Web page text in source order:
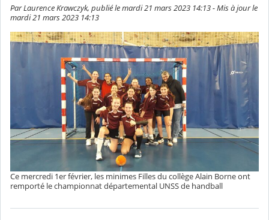
Par Laurence Krawczyk, publié le mardi 21 mars 2023 14:13 - Mis à jour le
mardi 21 mars 2023 14:13
Ce mercredi 1er février, les minimes Filles du collège Alain Borne ont
remporté le championnat départemental UNSS de handball